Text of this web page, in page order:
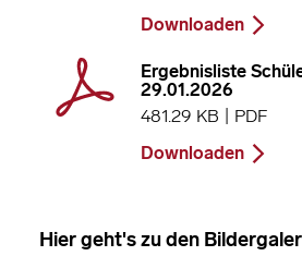
Downloaden
Ergebnisliste
29.01.2026
481.29 KB | PDF
Downloaden
Hier geht's zu den